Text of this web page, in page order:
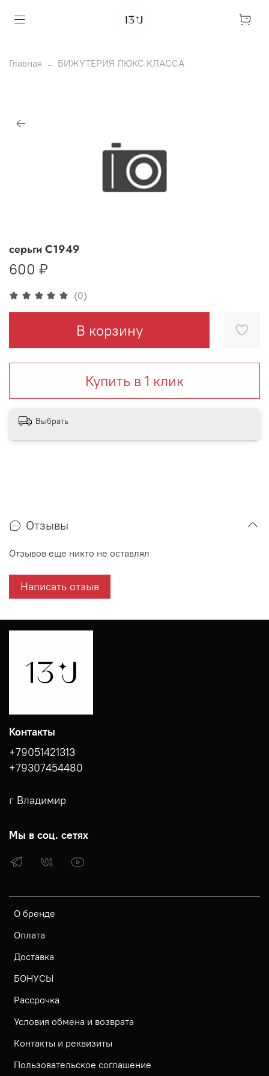
Главная БИЖУТЕРИЯ ЛЮКС КЛАССА
(0)
серьги С1949
600 ₽
В корзину
Купить в 1 клик
Выбрать
Отзывы
Отзывов еще никто не оставлял
Написать отзыв
О бренде
Оплата
Доставка
БОНУСЫ
Рассрочка
Условия обмена и возврата
Контакты и реквизиты
Пользовательское соглашение
Контакты
+79051421313
+79307454480
г Владимир
Мы в соц. сетях